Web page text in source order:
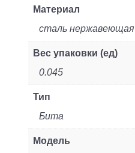
Материал
сталь нержавеющая
Вес упаковки (ед)
0.045
Тип
Бита
Модель